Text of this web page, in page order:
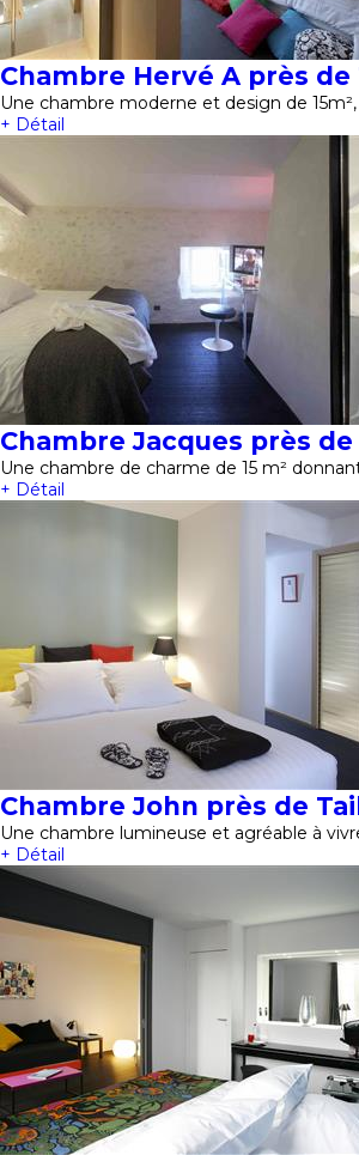
Chambre Hervé A près
Une chambre moderne et design de
+ Détail
Chambre Jacques près
Une chambre de charme de 15 m²
+ Détail
Chambre John près de
Une chambre lumineuse et agréable à
+ Détail